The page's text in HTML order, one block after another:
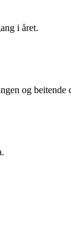
i året.
og